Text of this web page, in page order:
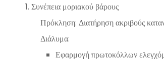
1. Συνέπεια μοριακού βάρους
Πρόκληση: Διατήρηση ακριβούς
Διάλυμα:
Εφαρμογή πρωτοκόλλων